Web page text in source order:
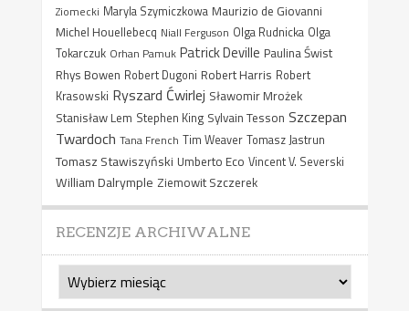
Ziomecki Maryla Szymiczkowa Maurizio de Giovanni
Michel Houellebecq Niall Ferguson Olga Rudnicka Olga
Tokarczuk Orhan Pamuk Patrick Deville Paulina Świst
Rhys Bowen Robert Dugoni Robert Harris Robert
Krasowski Ryszard Ćwirlej Sławomir Mrożek
Stanisław Lem Stephen King Sylvain Tesson Szczepan
Twardoch Tana French Tim Weaver Tomasz Jastrun
Tomasz Stawiszyński Umberto Eco Vincent V. Severski
William Dalrymple Ziemowit Szczerek
RECENZJE ARCHIWALNE
Recenzje
archiwalne